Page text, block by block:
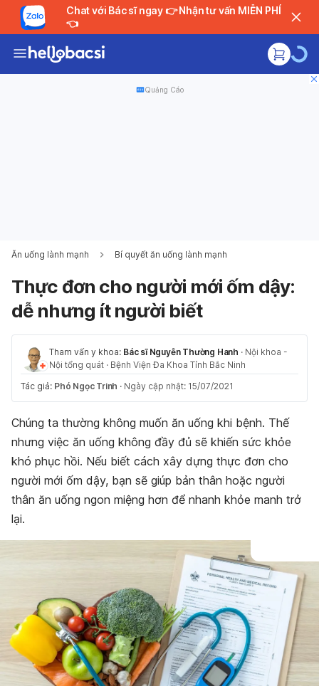
Chat với Bác sĩ ngay 👉 Nhận tư vấn MIỄN PHÍ
👈
Quảng Cáo
Ăn uống lành mạnh Bí quyết ăn uống lành mạnh
Thực đơn cho người mới ốm dậy:
dễ nhưng ít người biết
Tham vấn y khoa: Bác sĩ Nguyễn Thường Hanh · Nội khoa -
Nội tổng quát · Bệnh Viện Đa Khoa Tỉnh Bắc Ninh
Tác giả: Phó Ngọc Trinh · Ngày cập nhật: 15/07/2021
Chúng ta thường không muốn ăn uống khi bệnh. Thế
nhưng việc ăn uống không đầy đủ sẽ khiến sức khỏe
khó phục hồi. Nếu biết cách xây dựng thực đơn cho
người mới ốm dậy, bạn sẽ giúp bản thân hoặc người
thân ăn uống ngon miệng hơn để nhanh khỏe manh trở
lại.